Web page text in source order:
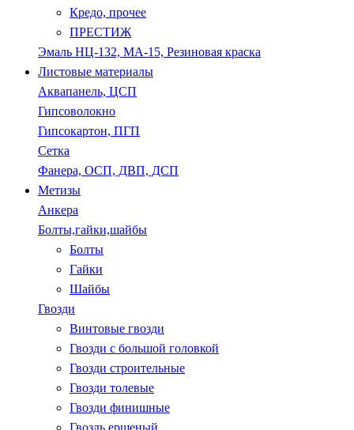
Кредо, прочее
ПРЕСТИЖ
Эмаль НЦ-132, МА-15, Резиновая краска
Листовые материалы
Аквапанель, ЦСП
Гипсоволокно
Гипсокартон, ПГП
Сетка
Фанера, ОСП, ДВП, ДСП
Метизы
Анкера
Болты,гайки,шайбы
Болты
Гайки
Шайбы
Гвозди
Винтовые гвозди
Гвозди с большой головкой
Гвозди строительные
Гвозди толевые
Гвозди финишные
Гвоздь ершеный